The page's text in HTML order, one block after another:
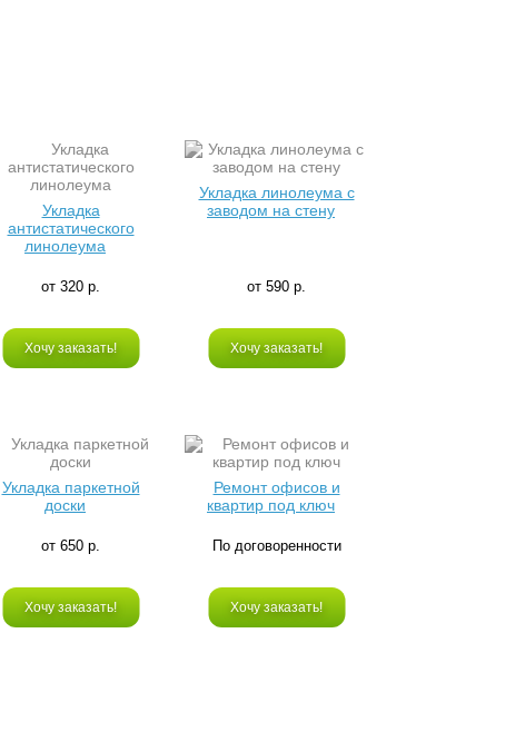
Укладка
антистатического
линолеума
от 320 р.
Хочу заказать!
Укладка линолеума с
заводом на стену
от 590 р.
Хочу заказать!
Укладка паркетной
доски
от 650 р.
Хочу заказать!
Ремонт офисов и
квартир под ключ
По договоренности
Хочу заказать!